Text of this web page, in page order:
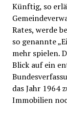
Künftig, so
Rates, werde
so genannte
mehr spielen.
Blick auf ein
das Jahr 1964
Immobilien